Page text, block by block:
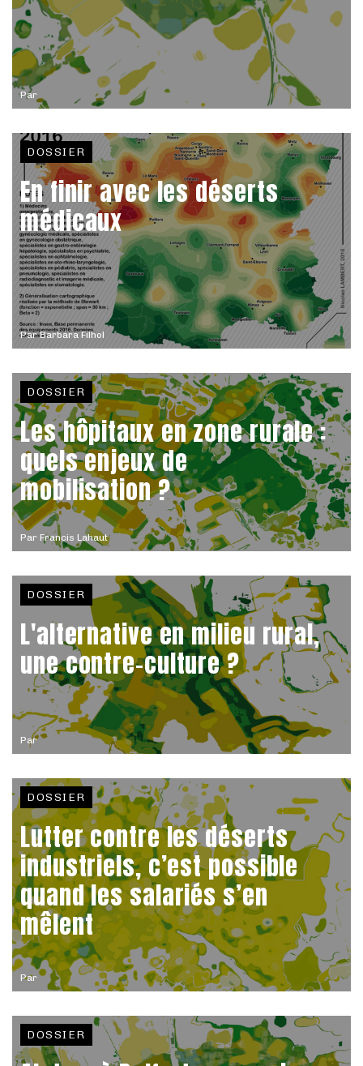
Par
ParBarbara Filhol
DOSSIER
En finir avec les déserts
médicaux
Par Francis Lahaut
DOSSIER
Les hôpitaux en zone rurale :
quels enjeux de
mobilisation ?
Par
DOSSIER
L'alternative en milieu rural,
une contre-culture ?
Par
DOSSIER
Lutter contre les déserts
industriels, c’est possible
quand les salariés s’en
mêlent
DOSSIER